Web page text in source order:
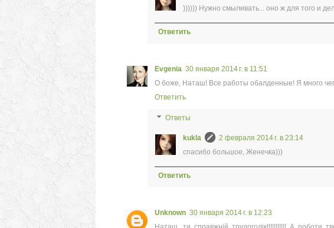
)))))) Нужно смыливать... оно ж для того и
Ответить
Evgenia 30 января 2014 г. в 11:51
О боже, Наташ! Все работы обалденные! Я много
Ответить
Ответы
kukla
2 февраля 2014 г. в 23:14
спасибо большое, Женечка)))
Ответить
Unknown 30 января 2014 г. в 12:23